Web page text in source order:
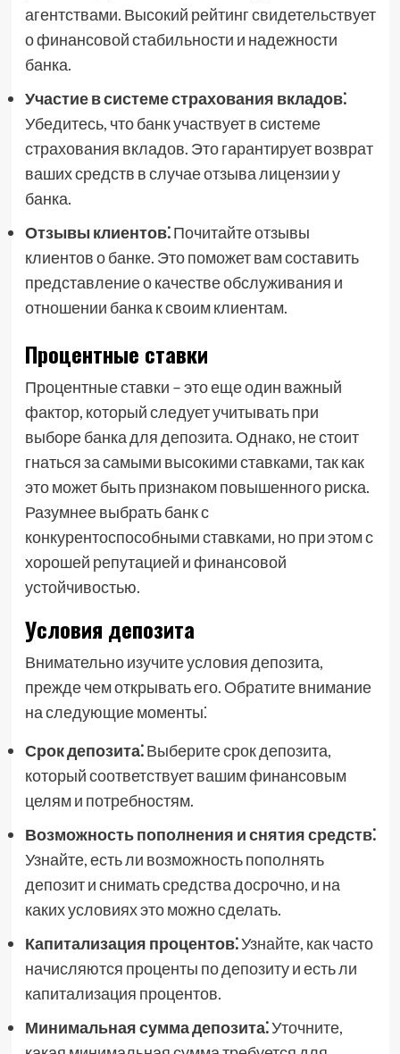
агентствами. Высокий рейтинг свидетельствует
о финансовой стабильности и надежности
банка.
Участие в системе страхования вкладов⁚
Убедитесь, что банк участвует в системе
страхования вкладов. Это гарантирует возврат
ваших средств в случае отзыва лицензии у
банка.
Отзывы клиентов⁚Почитайте отзывы
клиентов о банке. Это поможет вам составить
представление о качестве обслуживания и
отношении банка к своим клиентам.
Процентные ставки
Процентные ставки – это еще один важный
фактор, который следует учитывать при
выборе банка для депозита. Однако, не стоит
гнаться за самыми высокими ставками, так как
это может быть признаком повышенного риска.
Разумнее выбрать банк с
конкурентоспособными ставками, но при этом с
хорошей репутацией и финансовой
устойчивостью.
Условия депозита
Внимательно изучите условия депозита,
прежде чем открывать его. Обратите внимание
на следующие моменты⁚
Срок депозита⁚Выберите срок депозита,
который соответствует вашим финансовым
целям и потребностям.
Возможность пополнения и снятия средств⁚
Узнайте, есть ли возможность пополнять
депозит и снимать средства досрочно, и на
каких условиях это можно сделать.
Капитализация процентов⁚Узнайте, как часто
начисляются проценты по депозиту и есть ли
капитализация процентов.
Минимальная сумма депозита⁚Уточните,